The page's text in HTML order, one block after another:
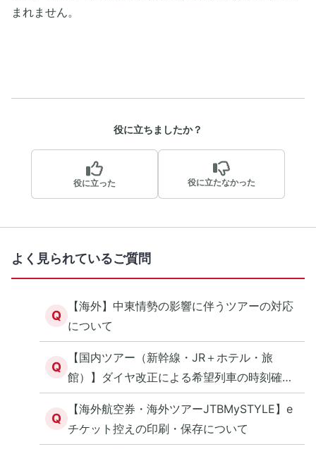
まれません。
役に立ちましたか？
役に立った 役に立たなかった
よく見られているご質問
Q
【海外】中東情勢の影響に伴うツアーの対応
について
Q
【国内ツアー（新幹線・JR＋ホテル・旅
館）】ダイヤ改正による希望列車の時刻確認
について
Q
【海外航空券・海外ツアーJTBMySTYLE】e
チケット控えの印刷・保存について